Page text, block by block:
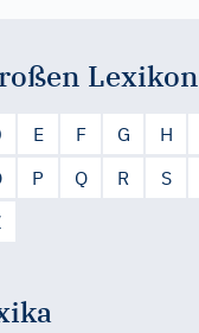
Lexikon
E F G H
P Q R S